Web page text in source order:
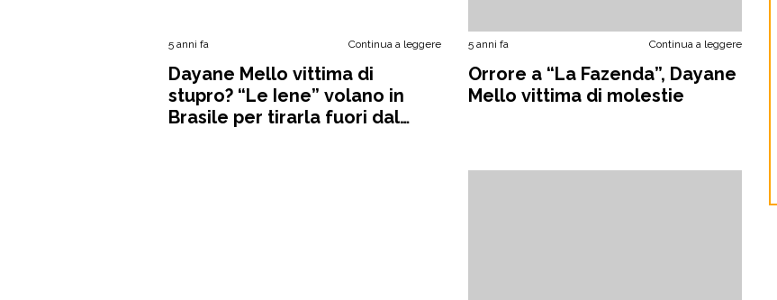
5 anni fa Continua a leggere
Dayane Mello vittima di
stupro? “Le Iene” volano in
Brasile per tirarla fuori dal
5 anni fa Continua a leggere
Orrore a “La Fazenda”, Dayane
Mello vittima di molestie